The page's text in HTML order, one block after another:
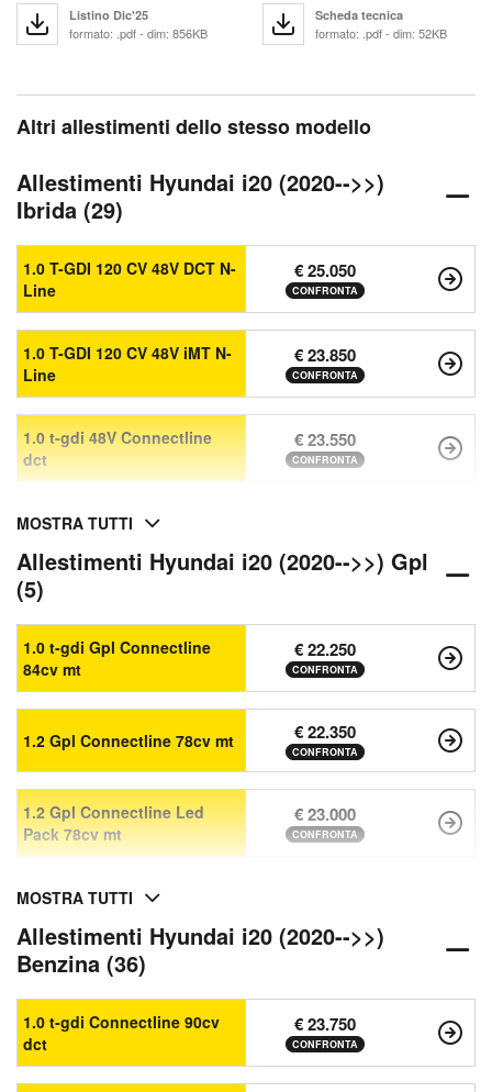
Listino Dic'25
formato: .pdf - dim: 856KB
Scheda tecnica
formato: .pdf - dim: 52KB
Altri allestimenti dello stesso modello
Allestimenti Hyundai i20 (2020-->>)
Ibrida (29)
1.0 T-GDI 120 CV 48V DCT N-
Line
€ 25.050
CONFRONTA
1.0 T-GDI 120 CV 48V iMT N-
Line
€ 23.850
CONFRONTA
1.0 t-gdi 48V Connectline
dct
€ 23.550
CONFRONTA
MOSTRA TUTTI
Allestimenti Hyundai i20 (2020-->>) Gpl
(5)
1.0 t-gdi Gpl Connectline
84cv mt
€ 22.250
CONFRONTA
1.2 Gpl Connectline 78cv mt € 22.350
CONFRONTA
1.2 Gpl Connectline Led
Pack 78cv mt
€ 23.000
CONFRONTA
MOSTRA TUTTI
Allestimenti Hyundai i20 (2020-->>)
Benzina (36)
1.0 t-gdi Connectline 90cv
dct
€ 23.750
CONFRONTA